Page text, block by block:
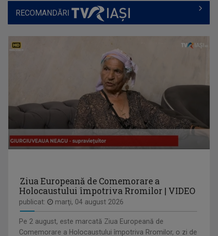
Magazin de familie și divertisment
TELEJURNAL REGIONAL
Informații corecte și obiective, relatări în ...
MARGA ANDREESCU
RECOMANDĂRI
Ziua Europeană de Comemorare a
Holocaustului împotriva Rromilor | VIDEO
publicat: marţi, 04 august 2026
Pe 2 august, este marcată Ziua Europeană de
Comemorare a Holocaustului împotriva Rromilor, o zi de